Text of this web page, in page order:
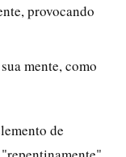
provocando
mente, como
de